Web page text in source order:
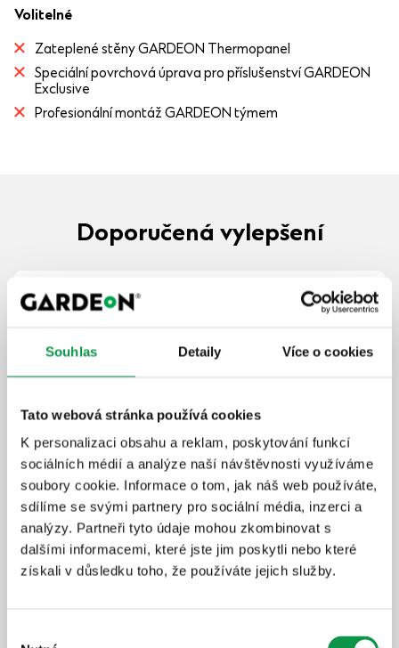
Souhlas Detaily Více o cookies
Tato webová stránka používá cookies
K personalizaci obsahu a reklam, poskytování funkcí
sociálních médií a analýze naší návštěvnosti využíváme
soubory cookie. Informace o tom, jak náš web používáte,
sdílíme se svými partnery pro sociální média, inzerci a
analýzy. Partneři tyto údaje mohou zkombinovat s
dalšími informacemi, které jste jim poskytli nebo které
získali v důsledku toho, že používáte jejich služby.
Volitelné
Zateplené stěny GARDEON Thermopanel
Speciální povrchová úprava pro příslušenství GARDEON
Exclusive
Profesionální montáž GARDEON týmem
Doporučená vylepšení
Prodloužení záruky na 20 let
Rychlý a profesionální servis
+14 738 Kč
Detail produktu Přidat do košíku
Zateplené stěny GARDEON®
Thermopanel
Více komfortu v zimě i v létě